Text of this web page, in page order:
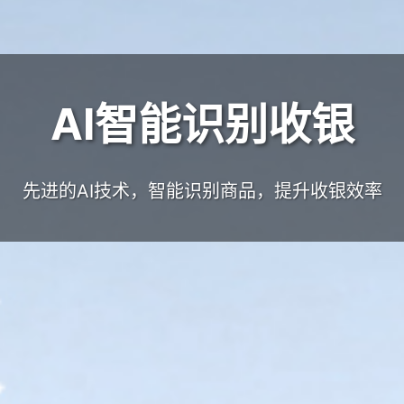
AI智能识别收银
先进的AI技术，智能识别商品，提升收银效率